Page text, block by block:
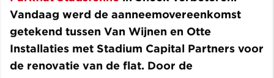
Vandaag werd de aanneemovereenkomst
getekend tussen Van Wijnen en Otte
Installaties met Stadium Capital Partners voor
de renovatie van de flat. Door de